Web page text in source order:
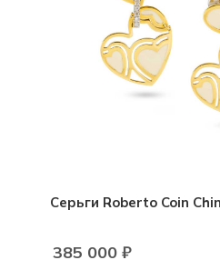
Серьги Roberto Coin
385 000 ₽